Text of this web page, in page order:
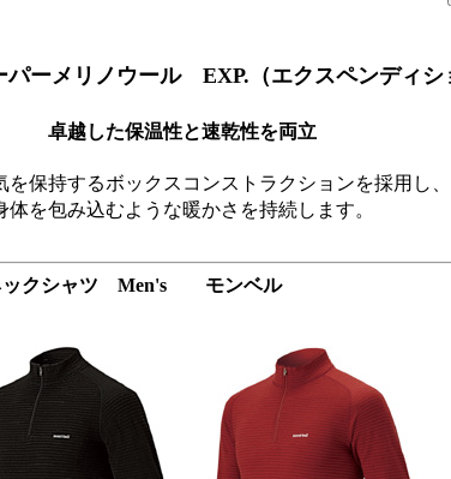
ーメリノウール EXP.（エクスペンディシ
卓越した保温性と速乾性を両立
を保持するボックスコンストラクションを採用し、
体を包み込むような暖かさを持続します。
ックシャツ Men's モンベル